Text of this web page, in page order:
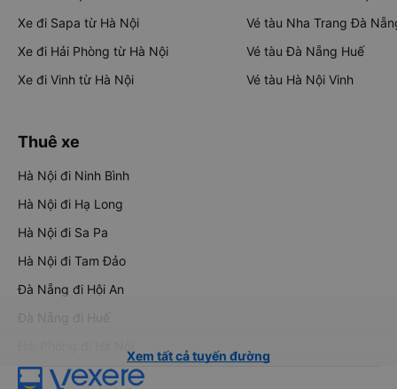
Xe đi Sapa từ Hà Nội
Xe đi Hải Phòng từ Hà Nội
Xe đi Vinh từ Hà Nội
Vé tàu Nha Trang Đà
Vé tàu Đà Nẵng Huế
Vé tàu Hà Nội Vinh
Thuê xe
Hà Nội đi Ninh Bình
Hà Nội đi Hạ Long
Hà Nội đi Sa Pa
Hà Nội đi Tam Đảo
Đà Nẵng đi Hội An
Đà Nẵng đi Huế
Xem tất cả tuyến đường